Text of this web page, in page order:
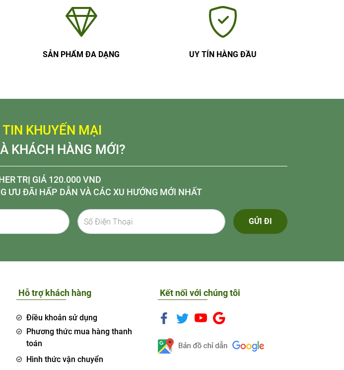
SẢN PHẨM ĐA DẠNG UY TÍN HÀNG ĐẦU
KHUYẾN MẠI
KHÁCH HÀNG MỚI?
TRỊ GIÁ 120.000 VND
ƯU ĐÃI HẤP DẪN VÀ CÁC XU HƯỚNG MỚI NHẤT
GỬI ĐI
Hỗ trợ khách hàng
Điều khoản sử dụng
Phương thức mua hàng thanh
toán
Hình thức vận chuyển
Kết nối với chúng tôi